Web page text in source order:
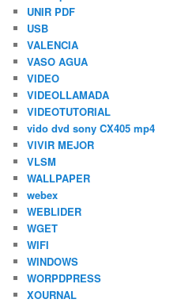
UNIR PDF
USB
VALENCIA
VASO AGUA
VIDEO
VIDEOLLAMADA
VIDEOTUTORIAL
vido dvd sony CX405 mp4
VIVIR MEJOR
VLSM
WALLPAPER
webex
WEBLIDER
WGET
WIFI
WINDOWS
WORPDPRESS
XOURNAL